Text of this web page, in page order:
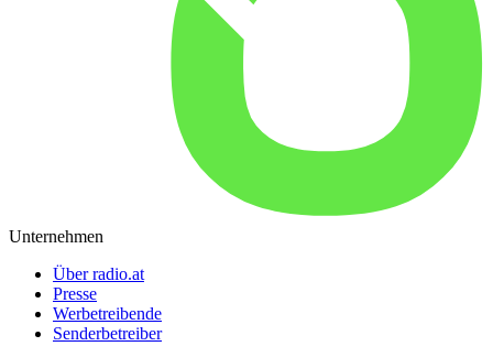
Unternehmen
Über radio.at
Presse
Werbetreibende
Senderbetreiber